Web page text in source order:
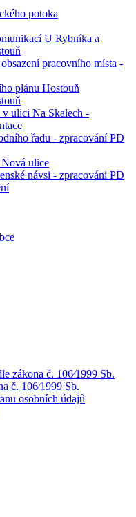
potoka
U Rybníka a
pracovního místa -
plánu Hostouň
ulici Na Skalech -
řadu - zpracování PD
ulice
návsi - zpracováni PD
zákona č. 106⁄1999 Sb.
č. 106⁄1999 Sb.
osobních údajů